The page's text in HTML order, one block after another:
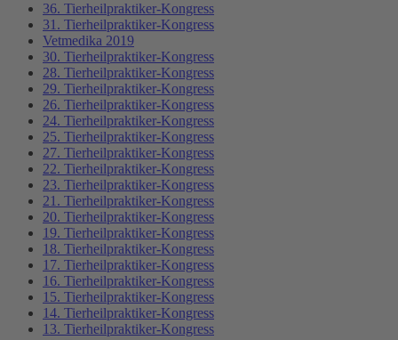
36. Tierheilpraktiker-Kongress
31. Tierheilpraktiker-Kongress
Vetmedika 2019
30. Tierheilpraktiker-Kongress
28. Tierheilpraktiker-Kongress
29. Tierheilpraktiker-Kongress
26. Tierheilpraktiker-Kongress
24. Tierheilpraktiker-Kongress
25. Tierheilpraktiker-Kongress
27. Tierheilpraktiker-Kongress
22. Tierheilpraktiker-Kongress
23. Tierheilpraktiker-Kongress
21. Tierheilpraktiker-Kongress
20. Tierheilpraktiker-Kongress
19. Tierheilpraktiker-Kongress
18. Tierheilpraktiker-Kongress
17. Tierheilpraktiker-Kongress
16. Tierheilpraktiker-Kongress
15. Tierheilpraktiker-Kongress
14. Tierheilpraktiker-Kongress
13. Tierheilpraktiker-Kongress